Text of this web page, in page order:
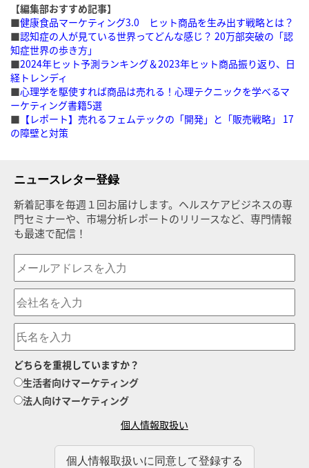
【編集部おすすめ記事】
■健康食品マーケティング3.0 ヒット商品を生み出す戦略とは？
■認知症の人が見ている世界ってどんな感じ？ 20万部突破の「認
知症世界の歩き方」
■2024年ヒット予測ランキング＆2023年ヒット商品振り返り、日
経トレンディ
■心理学を駆使すれば商品は売れる！心理テクニックを学べるマ
ーケティング書籍5選
■ 【レポート】売れるフェムテックの「開発」と「販売戦略」 17
の障壁と対策
ニュースレター登録
新着記事を毎週１回お届けします。ヘルスケアビジネスの専
門セミナーや、市場分析レポートのリリースなど、専門情報
も最速で配信！
どちらを重視していますか？
生活者向けマーケティング
法人向けマーケティング
個人情報取扱い